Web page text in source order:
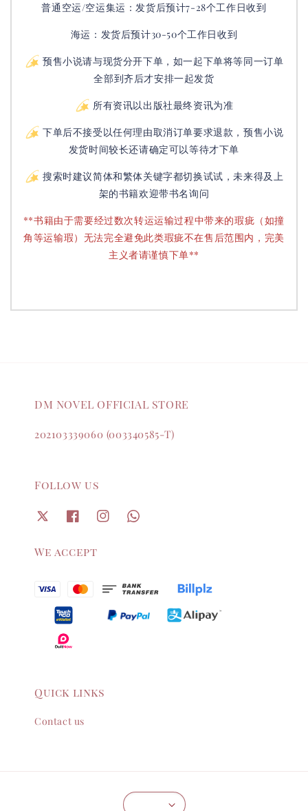
普通空运/空运集运：发货后预计7-28个工作日收到
海运：发货后预计30-50个工作日收到
预售小说请与现货分开下单，如一起下单将等同一订单
全部到齐后才安排一起发货
所有资讯以出版社最终资讯为准
下单后不接受以任何理由取消订单要求退款，预售小说
发货时间较长还请确定可以等待才下单
搜索时建议简体和繁体关键字都切换试试，未来得及上
架的书籍欢迎带书名询问
**书籍由于需要经过数次转运运输过程中带来的瑕疵（如撞
角等运输瑕）无法完全避免此类瑕疵不在售后范围内，完美
主义者请谨慎下单**
DM NOVEL OFFICIAL STORE
202103339060 (003340585-T)
Follow us
We accept
Quick links
Contact us